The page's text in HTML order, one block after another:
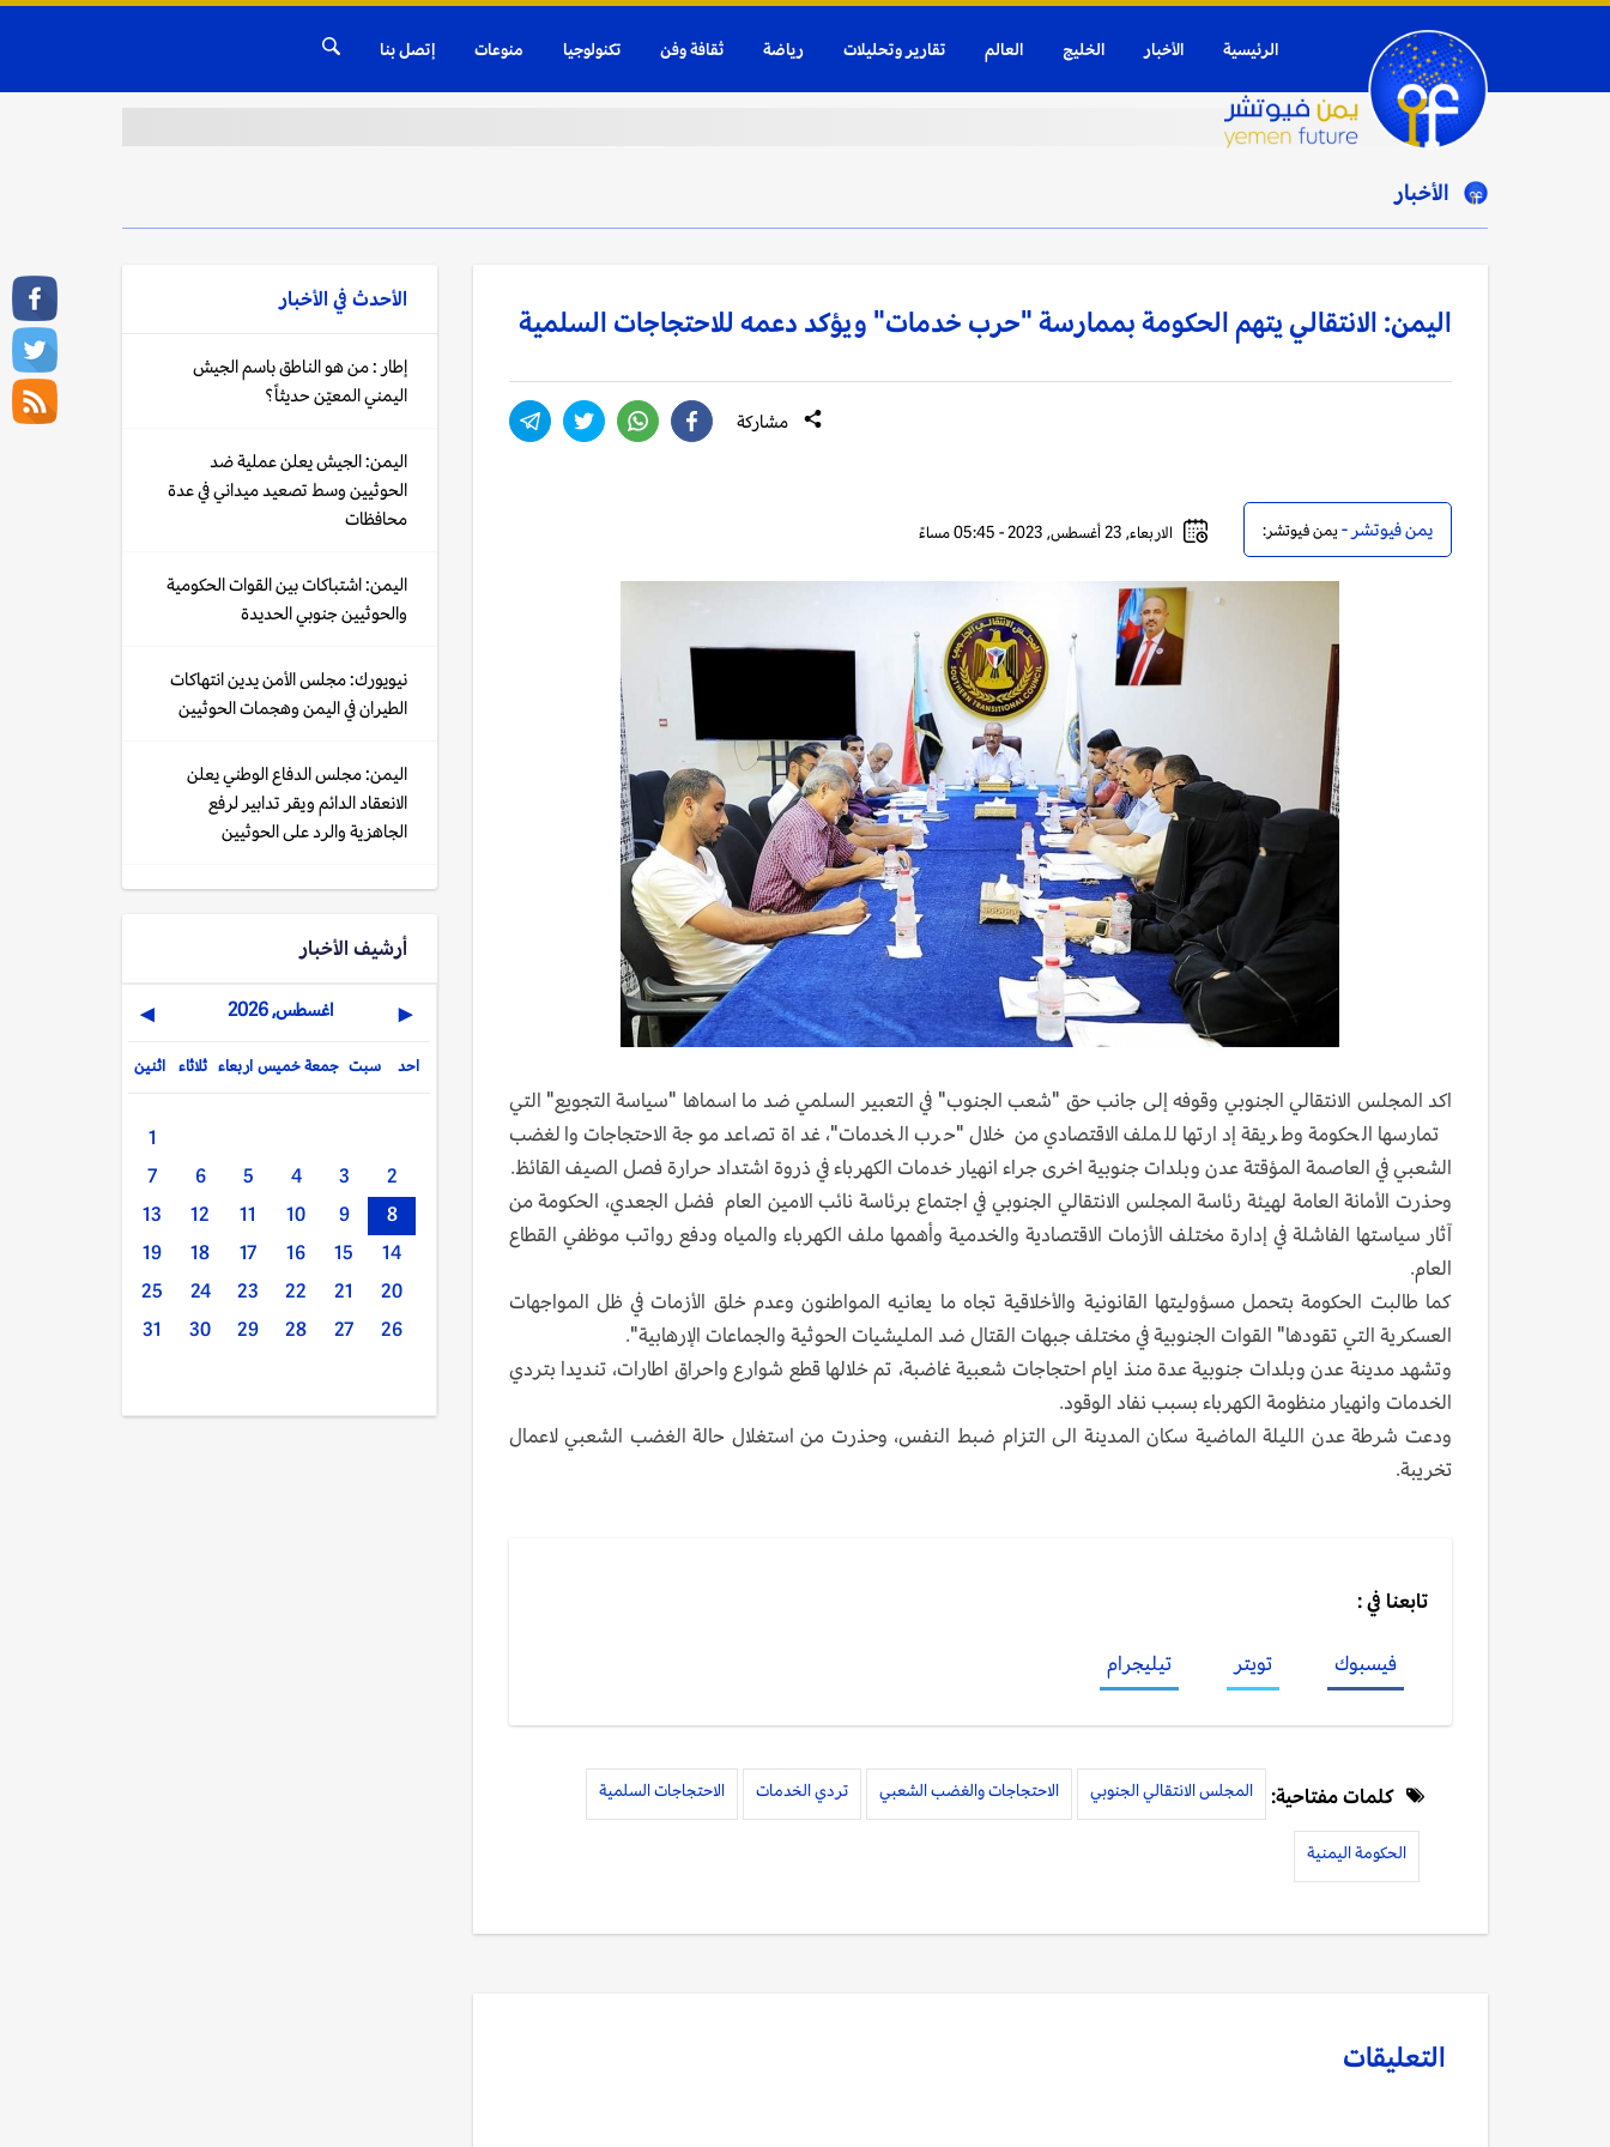
الرئيسية الأخبار الخليج العالم تقارير وتحليلات رياضة ثقافة وفن تكنولوجيا منوعات إتصل بنا
الأخبار
اليمن: الانتقالي يتهم الحكومة بممارسة "حرب خدمات" ويؤكد دعمه للاحتجاجات السلمية
مشاركة
يمن فيوتشر -يمن فيوتشر: الاربعاء, 23 أغسطس, 2023 - 05:45 مساءً
اكد المجلس الانتقالي الجنوبي وقوفه إلى جانب حق "شعب الجنوب" في التعبير السلمي ضد ما اسماها "سياسة التجويع" التي
تمارسها الحكومة وطريقة إدارتها للملف الاقتصادي من خلال "حرب الخدمات"، غداة تصاعد موجة الاحتجاجات والغضب
الشعبي في العاصمة المؤقتة عدن وبلدات جنوبية اخرى جراء انهيار خدمات الكهرباء في ذروة اشتداد حرارة فصل الصيف القائظ.
وحذرت الأمانة العامة لهيئة رئاسة المجلس الانتقالي الجنوبي في اجتماع برئاسة نائب الامين العام فضل الجعدي، الحكومة من
آثار سياستها الفاشلة في إدارة مختلف الأزمات الاقتصادية والخدمية وأهمها ملف الكهرباء والمياه ودفع رواتب موظفي القطاع
العام.
كما طالبت الحكومة بتحمل مسؤوليتها القانونية والأخلاقية تجاه ما يعانيه المواطنون وعدم خلق الأزمات في ظل المواجهات
العسكرية التي تقودها" القوات الجنوبية في مختلف جبهات القتال ضد المليشيات الحوثية والجماعات الإرهابية".
وتشهد مدينة عدن وبلدات جنوبية عدة منذ ايام احتجاجات شعبية غاضبة، تم خلالها قطع شوارع واحراق اطارات، تنديدا بتردي
الخدمات وانهيار منظومة الكهرباء بسبب نفاد الوقود.
ودعت شرطة عدن الليلة الماضية سكان المدينة الى التزام ضبط النفس، وحذرت من استغلال حالة الغضب الشعبي لاعمال
تخريبة.
تابعنا في :
فيسبوك تويتر تيليجرام
كلمات مفتاحية: المجلس الانتقالي الجنوبي الاحتجاجات والغضب الشعبي تردي الخدمات الاحتجاجات السلمية
الحكومة اليمنية
التعليقات
الأحدث في الأخبار
إطار : من هو الناطق باسم الجيش
اليمني المعيّن حديثاً؟
اليمن: الجيش يعلن عملية ضد
الحوثيين وسط تصعيد ميداني في عدة
محافظات
اليمن: اشتباكات بين القوات الحكومية
والحوثيين جنوبي الحديدة
نيويورك: مجلس الأمن يدين انتهاكات
الطيران في اليمن وهجمات الحوثيين
اليمن: مجلس الدفاع الوطني يعلن
الانعقاد الدائم ويقر تدابير لرفع
الجاهزية والرد على الحوثيين
أرشيف الأخبار
◀ اغسطس, 2026 ▶
اثنين ثلاثاء اربعاء خميس جمعة سبت احد
1
2
3
4
5
6
7
8
9
10
11
12
13
14
15
16
17
18
19
20
21
22
23
24
25
26
27
28
29
30
31